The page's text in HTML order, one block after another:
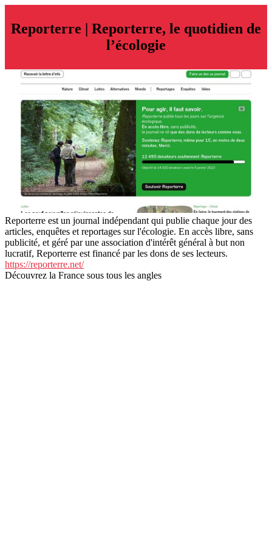
Reporterre | Reporterre, le quotidien de
l’écologie
Reporterre est un journal indépendant qui publie chaque jour des
articles, enquêtes et reportages sur l'écologie. En accès libre, sans
publicité, et géré par une association d'intérêt général à but non
lucratif, Reporterre est financé par les dons de ses lecteurs.
https://reporterre.net/
Découvrez la France sous tous les angles